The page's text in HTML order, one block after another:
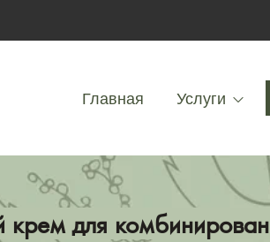
Главная Услуги
для